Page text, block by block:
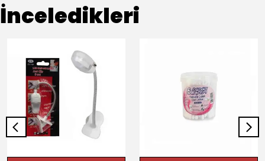
İnceledikleri